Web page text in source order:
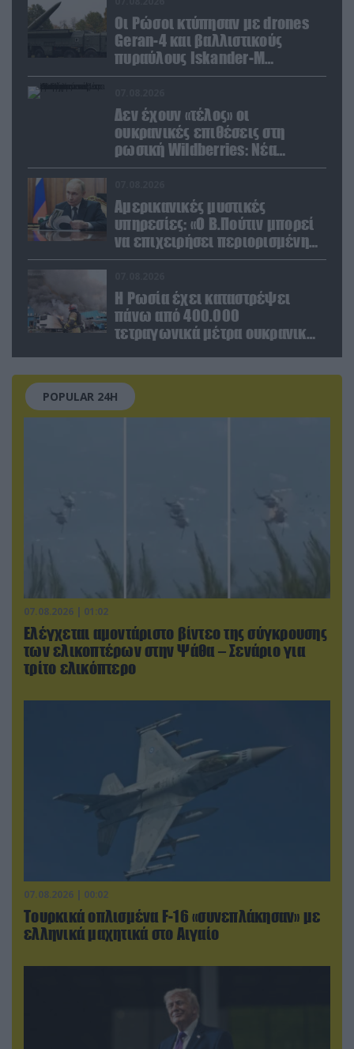
Οι Ρώσοι κτύπησαν με drones
Geran-4 και βαλλιστικούς
πυραύλους Iskander-M
ουκρανικό τρένο με
Δεν έχουν «τέλος» οι
ουκρανικές επιθέσεις στη
ρωσική Wildberries: Νέα
πλήγματα σε εγκαταστάσεις στα
Αμερικανικές μυστικές
υπηρεσίες: «Ο Β.Πούτιν μπορεί
να επιχειρήσει περιορισμένη
στρατιωτική επιχείρηση στην
Η Ρωσία έχει καταστρέψει
πάνω από 400.000
τετραγωνικά μέτρα ουκρανικών
POPULAR 24H
07.08.2026 | 01:02
Ελέγχεται αμοντάριστο βίντεο της σύγκρουσης
των ελικοπτέρων στην Ψάθα – Σενάριο για
τρίτο ελικόπτερο
07.08.2026 | 00:02
Τουρκικά οπλισμένα F-16 «συνεπλάκησαν» με
ελληνικά μαχητικά στο Αιγαίο